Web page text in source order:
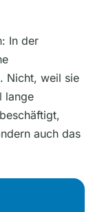
In der
Nicht, weil sie
lange
auch das